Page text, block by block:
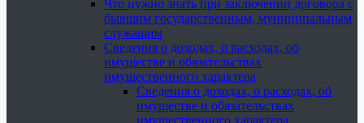
Что нужно знать при заключении договора с
бывшим государственным, муниципальным
служащим
Сведения о доходах, о расходах, об
имуществе и обязательствах
имущественного характера
Сведения о доходах, о расходах, об
имуществе и обязательствах
имущественного характера